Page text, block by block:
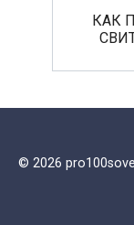
КАК
© 2026